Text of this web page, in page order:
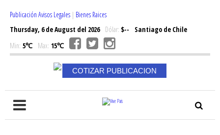
Publicación Avisos Legales | Bienes Raices
Thursday, 6 de August del 2026Dólar: $--
Santiago de Chile
Min: 5℃ Max: 15℃
COTIZAR PUBLICACION